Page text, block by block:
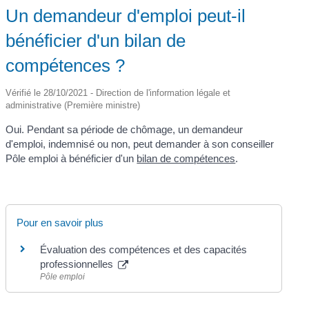
Un demandeur d'emploi peut-il
bénéficier d'un bilan de
compétences ?
Vérifié le 28/10/2021 - Direction de l'information légale et
administrative (Première ministre)
Oui. Pendant sa période de chômage, un demandeur
d'emploi, indemnisé ou non, peut demander à son conseiller
Pôle emploi à bénéficier d'un bilan de compétences.
Pour en savoir plus
Évaluation des compétences et des capacités
professionnelles
Pôle emploi